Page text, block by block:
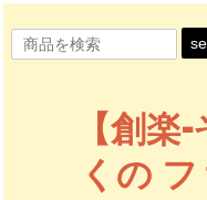
【創
くの